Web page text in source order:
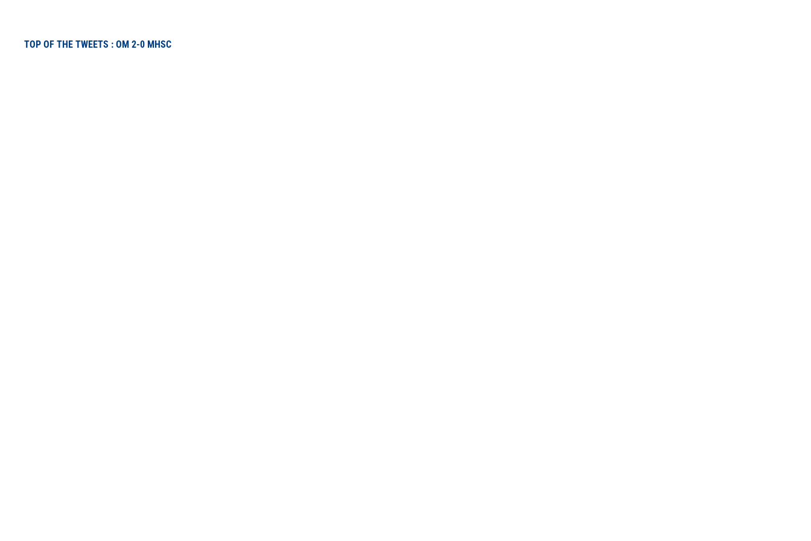
TOP OF THE TWEETS : OM 2-0 MHSC